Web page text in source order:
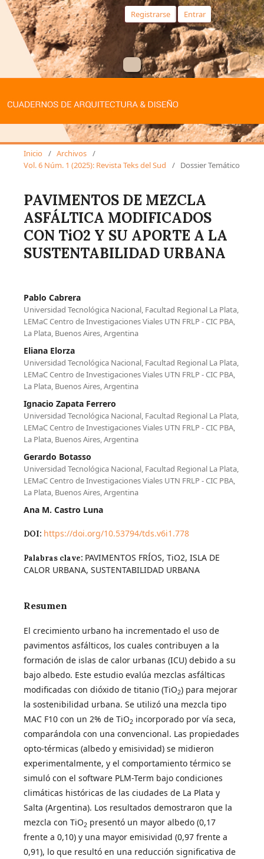
Registrarse Entrar
Inicio / Archivos /
Vol. 6 Núm. 1 (2025): Revista Teks del Sud
/ Dossier Temático
PAVIMENTOS DE MEZCLA
ASFÁLTICA MODIFICADOS
CON TiO2 Y SU APORTE A LA
SUSTENTABILIDAD URBANA
Pablo Cabrera
Universidad Tecnológica Nacional, Facultad Regional La Plata,
LEMaC Centro de Investigaciones Viales UTN FRLP - CIC PBA,
La Plata, Buenos Aires, Argentina
Eliana Elorza
Universidad Tecnológica Nacional, Facultad Regional La Plata,
LEMaC Centro de Investigaciones Viales UTN FRLP - CIC PBA,
La Plata, Buenos Aires, Argentina
Ignacio Zapata Ferrero
Universidad Tecnológica Nacional, Facultad Regional La Plata,
LEMaC Centro de Investigaciones Viales UTN FRLP - CIC PBA,
La Plata, Buenos Aires, Argentina
Gerardo Botasso
Universidad Tecnológica Nacional, Facultad Regional La Plata,
LEMaC Centro de Investigaciones Viales UTN FRLP - CIC PBA,
La Plata, Buenos Aires, Argentina
Ana M. Castro Luna
DOI: https://doi.org/10.53794/tds.v6i1.778
Palabras clave: PAVIMENTOS FRÍOS, TiO2, ISLA DE
CALOR URBANA, SUSTENTABILIDAD URBANA
Resumen
El crecimiento urbano ha incrementado el uso de
pavimentos asfálticos, los cuales contribuyen a la
formación de islas de calor urbanas (ICU) debido a su
bajo albedo. Este estudio evalúa mezclas asfálticas
modificadas con dióxido de titanio (TiO2) para mejorar
la sostenibilidad urbana. Se utilizó una mezcla tipo
MAC F10 con un 2% de TiO2 incorporado por vía seca,
comparándola con una convencional. Las propiedades
opto-térmicas (albedo y emisividad) se midieron
experimentalmente, y el comportamiento térmico se
simuló con el software PLM-Term bajo condiciones
climáticas históricas de las ciudades de La Plata y
Salta (Argentina). Los resultados demostraron que la
mezcla con TiO2 presentó un mayor albedo (0,17
frente a 0,10) y una mayor emisividad (0,97 frente a
0,91), lo que resultó en una reducción significativa de